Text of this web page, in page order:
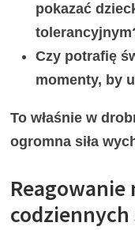
pokazać
Czy potrafię
momenty, by
To właśnie w
ogromna siła